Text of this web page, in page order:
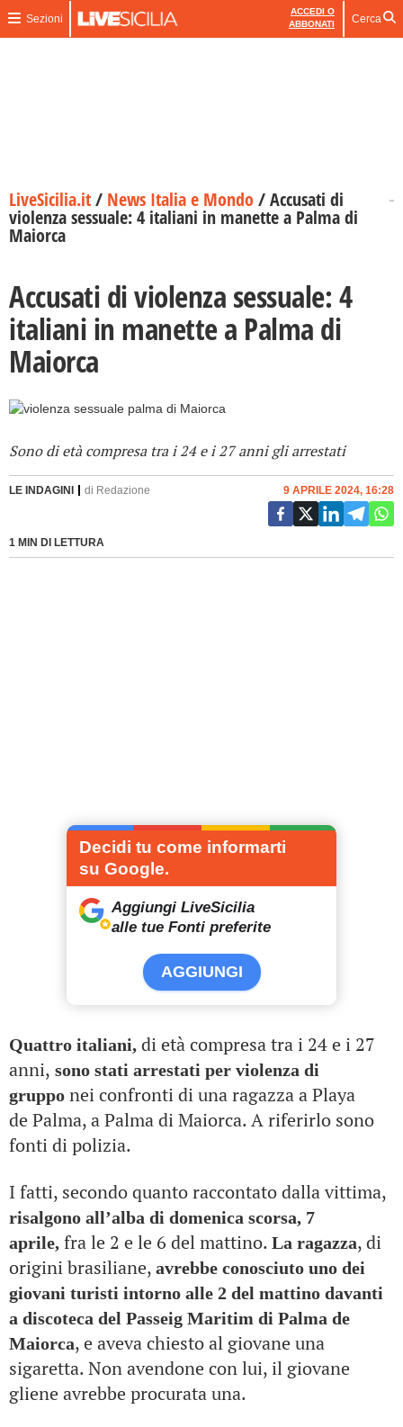
Sezioni
ACCEDI O
ABBONATI
Cerca
LiveSicilia.it/ News Italia e Mondo/Accusati di
violenza sessuale: 4 italiani in manette a Palma di
Maiorca
Accusati di violenza sessuale: 4
italiani in manette a Palma di
Maiorca
Sono di età compresa tra i 24 e i 27 anni gli arrestati
LE INDAGINI di Redazione
1 MIN DI LETTURA
9 APRILE 2024, 16:28
Decidi tu come informarti
su Google.
Aggiungi LiveSicilia
alle tue Fonti preferite
AGGIUNGI
Quattro italiani, di età compresa tra i 24 e i 27
anni, sono stati arrestati per violenza di
gruppo nei confronti di una ragazza a Playa
de Palma, a Palma di Maiorca. A riferirlo sono
fonti di polizia.
I fatti, secondo quanto raccontato dalla vittima,
risalgono all’alba di domenica scorsa, 7
aprile, fra le 2 e le 6 del mattino. La ragazza, di
origini brasiliane, avrebbe conosciuto uno dei
giovani turisti intorno alle 2 del mattino davanti
a discoteca del Passeig Maritim di Palma de
Maiorca, e aveva chiesto al giovane una
sigaretta. Non avendone con lui, il giovane
gliene avrebbe procurata una.